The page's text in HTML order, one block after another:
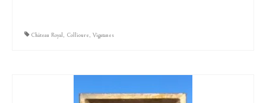
Château Royal, Collioure, Vigatanes